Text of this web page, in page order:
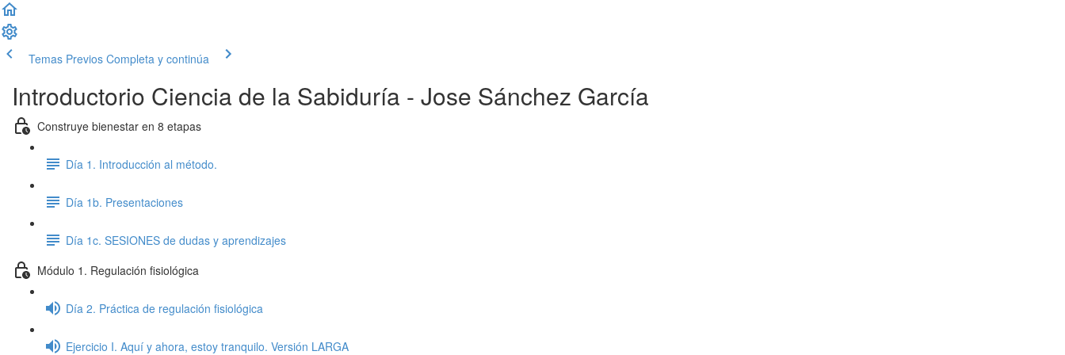
Temas Previos Completa y continúa
Introductorio Ciencia de la Sabiduría - Jose Sánchez García
Construye bienestar en 8 etapas
Día 1. Introducción al método.
Día 1b. Presentaciones
Día 1c. SESIONES de dudas y aprendizajes
Módulo 1. Regulación fisiológica
Día 2. Práctica de regulación fisiológica
Ejercicio I. Aquí y ahora, estoy tranquilo. Versión LARGA